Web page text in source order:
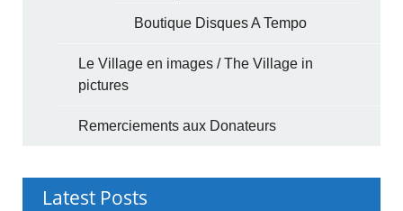
Boutique Disques A Tempo
Le Village en images / The Village in
pictures
Remerciements aux Donateurs
Latest Posts